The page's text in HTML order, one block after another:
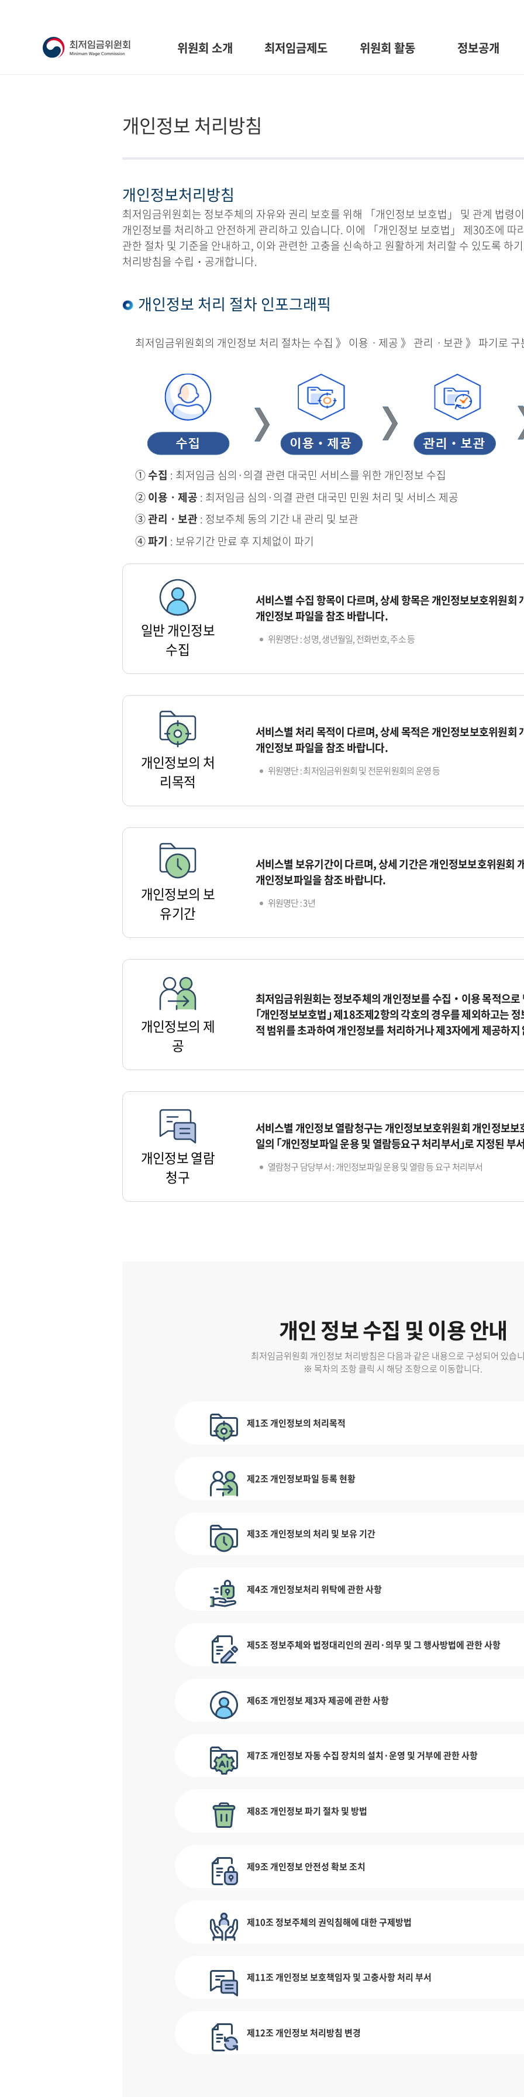
위원회 소개 최저임금제도 위원회 활동 정보공개
개인정보 처리방침
개인정보처리방침
최저임금위원회는 정보주체의 자유와 권리 보호를 위해 「개인정보 보호법」 및 관계 법령
개인정보를 처리하고 안전하게 관리하고 있습니다. 이에 「개인정보 보호법」 제30조에 따
관한 절차 및 기준을 안내하고, 이와 관련한 고충을 신속하고 원활하게 처리할 수 있도록 하
처리방침을 수립・공개합니다.
개인정보 처리 절차 인포그래픽
최저임금위원회의 개인정보 처리 절차는 수집 》 이용ㆍ제공 》 관리ㆍ보관 》 파기로
①수집 : 최저임금 심의·의결 관련 대국민 서비스를 위한 개인정보 수집
② 이용ㆍ제공 : 최저임금 심의·의결 관련 대국민 민원 처리 및 서비스 제공
③관리ㆍ보관 : 정보주체 동의 기간 내 관리 및 보관
④파기 : 보유기간 만료 후 지체없이 파기
일반 개인정보
수집
서비스별 수집 항목이 다르며, 상세 항목은 개인정보보호위원회
개인정보 파일을 참조 바랍니다.
위원명단 : 성명, 생년월일, 전화번호, 주소 등
개인정보의 처
리목적
서비스별 처리 목적이 다르며, 상세 목적은 개인정보보호위원회
개인정보 파일을 참조 바랍니다.
위원명단 : 최저임금위원회 및 전문위원회의 운영 등
개인정보의 보
유기간
서비스별 보유기간이 다르며, 상세 기간은 개인정보보호위원회
개인정보파일을 참조 바랍니다.
위원명단 : 3년
개인정보의 제
공
최저임금위원회는 정보주체의 개인정보를 수집‧이용 목적으로
｢개인정보보호법｣ 제18조제2항의 각호의 경우를 제외하고는
적 범위를 초과하여 개인정보를 처리하거나 제3자에게 제공하지
개인정보 열람
청구
서비스별 개인정보 열람청구는 개인정보보호위원회 개인정보
일의 ｢개인정보파일 운용 및 열람등요구 처리부서｣로 지정된 부
열람청구 담당부서 : 개인정보파일 운용 및 열람 등 요구 처리부서
개인 정보 수집 및 이용 안내
최저임금위원회 개인정보 처리방침은 다음과 같은 내용으로 구성되어 있습
※ 목차의 조항 클릭 시 해당 조항으로 이동합니다.
제1조 개인정보의 처리목적
제2조 개인정보파일 등록 현황
제3조 개인정보의 처리 및 보유 기간
제4조 개인정보처리 위탁에 관한 사항
제5조 정보주체와 법정대리인의 권리·의무 및 그 행사방법에 관한 사항
제6조 개인정보 제3자 제공에 관한 사항
제7조 개인정보 자동 수집 장치의 설치·운영 및 거부에 관한 사항
제8조 개인정보 파기 절차 및 방법
제9조 개인정보 안전성 확보 조치
제10조 정보주체의 권익침해에 대한 구제방법
제11조 개인정보 보호책임자 및 고충사항 처리 부서
제12조 개인정보 처리방침 변경